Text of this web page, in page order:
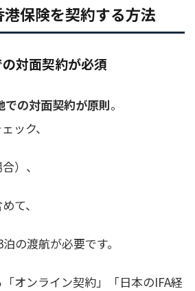
保険を契約する方法
対面契約が必須
での対面契約が原則。
ック、
）、
て、
の渡航が必要です。
オンライン契約」「日本のIFA経